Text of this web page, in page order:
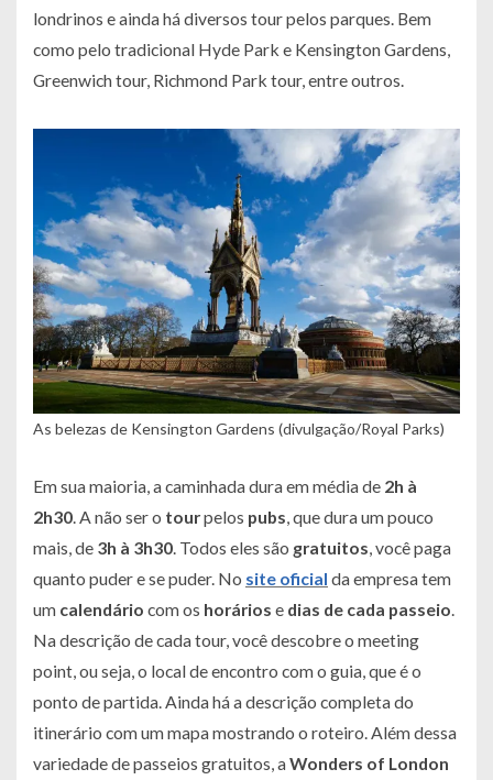
londrinos e ainda há diversos tour pelos parques. Bem
como pelo tradicional Hyde Park e Kensington Gardens,
Greenwich tour, Richmond Park tour, entre outros.
As belezas de Kensington Gardens (divulgação/Royal Parks)
Em sua maioria, a caminhada dura em média de 2h à
2h30. A não ser o tourpelos pubs, que dura um pouco
mais, de 3h à 3h30. Todos eles são gratuitos, você paga
quanto puder e se puder. No site oficial da empresa tem
um calendário com os horários e dias de cada passeio.
Na descrição de cada tour, você descobre o meeting
point, ou seja, o local de encontro com o guia, que é o
ponto de partida. Ainda há a descrição completa do
itinerário com um mapa mostrando o roteiro. Além dessa
variedade de passeios gratuitos, aWonders of London